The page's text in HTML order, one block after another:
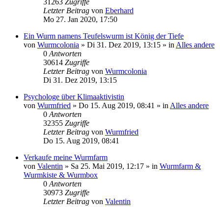
31263 Zugriffe
Letzter Beitrag von Eberhard
Mo 27. Jan 2020, 17:50
Ein Wurm namens Teufelswurm ist König der Tiefe
von Wurmcolonia » Di 31. Dez 2019, 13:15 » in Alles andere
0 Antworten
30614 Zugriffe
Letzter Beitrag von Wurmcolonia
Di 31. Dez 2019, 13:15
Psychologe über Klimaaktivistin
von Wurmfried » Do 15. Aug 2019, 08:41 » in Alles andere
0 Antworten
32355 Zugriffe
Letzter Beitrag von Wurmfried
Do 15. Aug 2019, 08:41
Verkaufe meine Wurmfarm
von Valentin » Sa 25. Mai 2019, 12:17 » in Wurmfarm &
Wurmkiste & Wurmbox
0 Antworten
30973 Zugriffe
Letzter Beitrag von Valentin